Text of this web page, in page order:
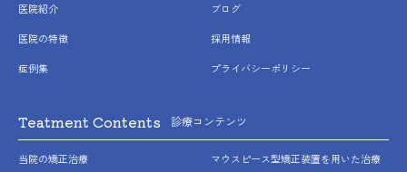
治療後に、親知らずの影響で歯並びや噛み合わせが変化する可
能性があります。
舌側矯正装置を用いた治療にともなう一般的なリスク・副作用
機能性や審美性を重視するため、公的健康保険対象外の自費診
医院紹介
医院の特徴
症例集
ブログ
採用情報
プライバシーポリシー
Teatment Contents 診療コンテンツ
当院の矯正治療 マウスピース型矯正装置を用いた治療